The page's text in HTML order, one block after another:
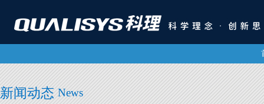
新闻动态 News